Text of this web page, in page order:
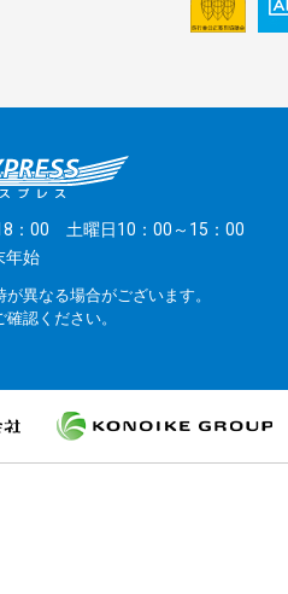
：00 土曜日10：00～15：00
年始
異なる場合がございます。
認ください。